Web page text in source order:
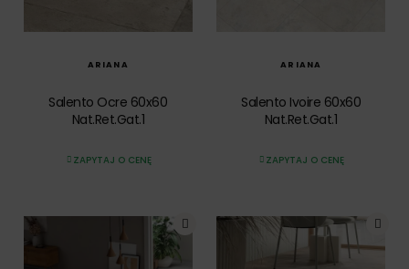
ARIANA
Salento Ocre 60x60
Nat.Ret.Gat.1
ZAPYTAJ O CENĘ
SZYBKI PODGLĄD
ARIANA
Salento Ivoire 60x60
Nat.Ret.Gat.1
ZAPYTAJ O CENĘ